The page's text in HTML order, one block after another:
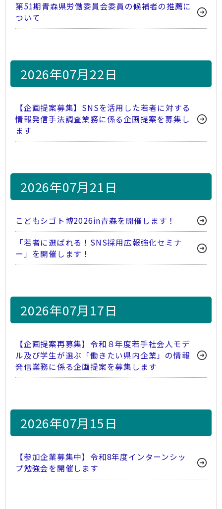
第51期青森県労働委員会委員の候補者の推薦に
ついて
2026年07月22日
【企画提案募集】SNSを活用した若者に対する
情報発信手法調査業務に係る企画提案を募集し
ます
2026年07月21日
こどもシゴト博2026in青森を開催します！
「若者に選ばれる！SNS採用広報強化セミナ
ー」を開催します！
2026年07月17日
【企画提案再募集】令和８年度若手社会人モデ
ル及び学生が選ぶ「働きたい県内企業」の情報
発信業務に係る企画提案を募集します
2026年07月15日
【参加企業募集中】令和8年度インターンシッ
プ勉強会を開催します